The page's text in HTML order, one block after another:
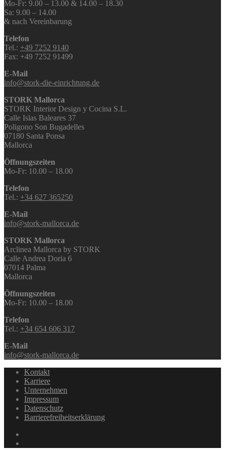
Mo-Fr: 9.00 – 13.00 & 14.00 – 18.30
Sa: 9.00 – 14.00
& nach Vereinbarung
Telefon
Tel.: +49 7252 9140
Fax: +49 7252 91499
E-Mail
info@stork-die-einrichtung.de
STORK Mallorca
STORK Interior Design y Cocina S.L.
Calle Islas Baleares 37
Poligono Son Bugadelles
07180 Santa Ponsa
Mallorca
Öffnungszeiten
Mo-Fr: 10.00 – 18.00
Telefon
Tel.: +34 627 365250
E-Mail
info@stork-mallorca.de
STORK Mallorca
Arclinea Mallorca by STORK
Calle Andrea Doria 6
07014 Palma
Mallorca
Öffnungszeiten
Mo-Fr: 10.00 – 18.00
Telefon
Tel.: +34 654 606 317
E-Mail
info@stork-mallorca.de
Kontakt
Karriere
Unternehmen
Impressum
Datenschutz
Barrierefreiheitserklärung